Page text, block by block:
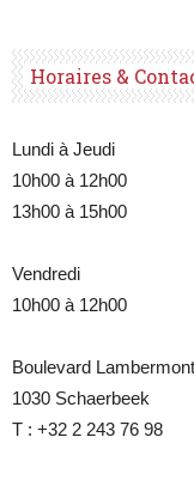
Horaires &
Lundi à Jeudi
10h00 à 12h00
13h00 à 15h00
Vendredi
10h00 à 12h00
Boulevard
1030 Schaerbeek
T : +32 2 243 76 98